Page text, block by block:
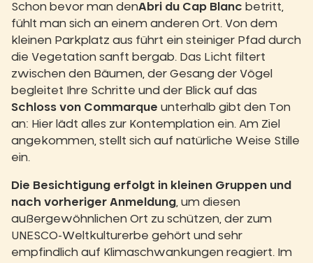
Schon bevor man denAbri du Cap Blanc betritt,
fühlt man sich an einem anderen Ort. Von dem
kleinen Parkplatz aus führt ein steiniger Pfad durch
die Vegetation sanft bergab. Das Licht filtert
zwischen den Bäumen, der Gesang der Vögel
begleitet Ihre Schritte und der Blick auf das
Schloss von Commarque unterhalb gibt den Ton
an: Hier lädt alles zur Kontemplation ein. Am Ziel
angekommen, stellt sich auf natürliche Weise Stille
ein.
Die Besichtigung erfolgt in kleinen Gruppen und
nach vorheriger Anmeldung , um diesen
außergewöhnlichen Ort zu schützen, der zum
UNESCO-Weltkulturerbe gehört und sehr
empfindlich auf Klimaschwankungen reagiert. Im